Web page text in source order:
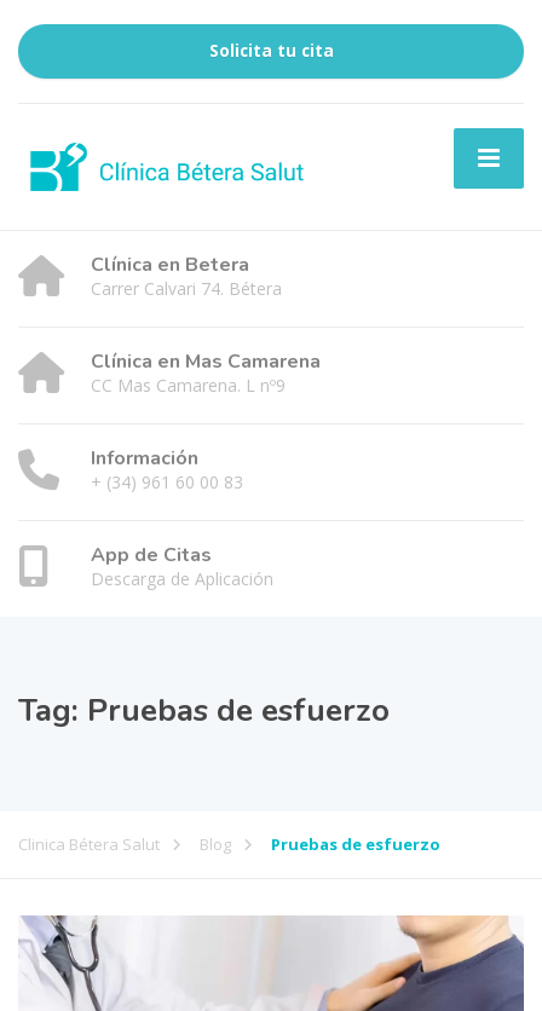
Solicita tu cita
Clínica en Betera
Carrer Calvari 74. Bétera
Clínica en Mas Camarena
CC Mas Camarena. L nº9
Información
+ (34) 961 60 00 83
App de Citas
Descarga de Aplicación
Tag: Pruebas de esfuerzo
Clinica Bétera Salut Blog Pruebas de esfuerzo